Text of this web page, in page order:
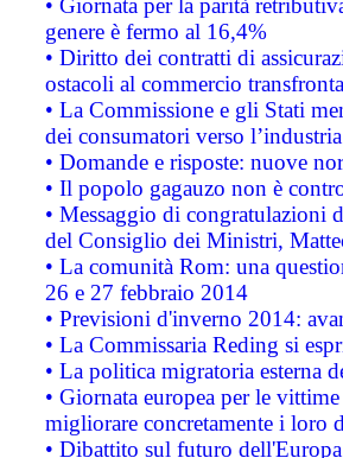
• Giornata per la parità
genere è fermo al 16,4%
• Diritto dei contratti di
ostacoli al commercio
• La Commissione e gli Stati
dei consumatori verso
• Domande e risposte: nuove
• Il popolo gagauzo non è
• Messaggio di congratulazioni
del Consiglio dei Ministri,
• La comunità Rom: una
26 e 27 febbraio 2014
• Previsioni d'inverno 2014:
• La Commissaria Reding si
• La politica migratoria esterna
• Giornata europea per le
migliorare concretamente i loro
• Dibattito sul futuro